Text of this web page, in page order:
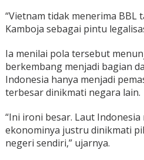
“Vietnam tidak menerima BBL
Kamboja sebagai pintu
Ia menilai pola tersebut
berkembang menjadi bagian
Indonesia hanya menjadi
terbesar dinikmati negara lain.
“Ini ironi besar. Laut
ekonominya justru dinikmati
negeri sendiri,” ujarnya.